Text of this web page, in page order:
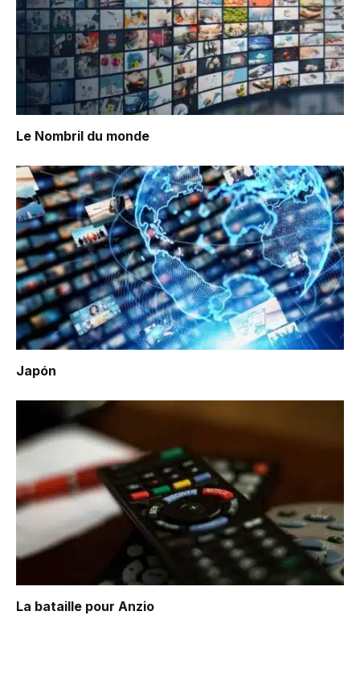
Le Nombril du monde
Japón
La bataille pour Anzio